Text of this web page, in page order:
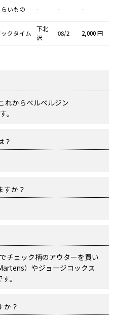
らいもの - - -
ックタイム
下北
沢
08/2 2,000 円
れからベルベルジン
。
？
すか？
チェック柄のアウターを買い
）やジョージコックス
。
か？